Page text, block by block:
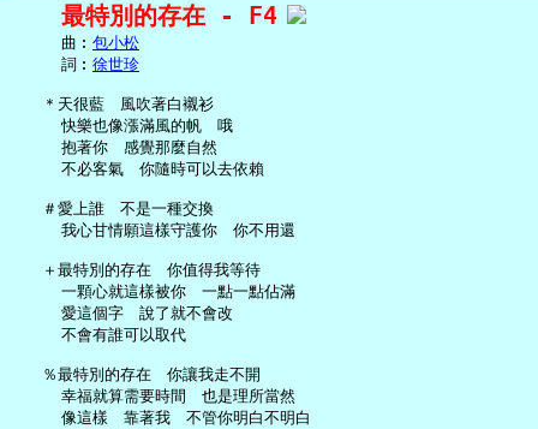
最特別的存在 - F4
     曲︰
包小松
     詞︰
徐世珍
   ＊天很藍　風吹著白襯衫
     快樂也像漲滿風的帆　哦
     抱著你　感覺那麼自然
     不必客氣　你隨時可以去依賴
   ＃愛上誰　不是一種交換
     我心甘情願這樣守護你　你不用還
   ＋最特別的存在　你值得我等待
     一顆心就這樣被你　一點一點佔滿
     愛這個字　說了就不會改
     不會有誰可以取代
   ％最特別的存在　你讓我走不開
     幸福就算需要時間　也是理所當然
     像這樣　靠著我　不管你明白不明白